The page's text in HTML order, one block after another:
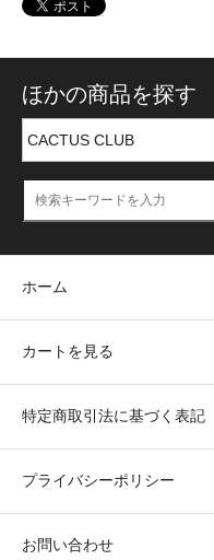
ほかの商品を探す
ホーム
カートを見る
特定商取引法に基づく表記
プライバシーポリシー
お問い合わせ